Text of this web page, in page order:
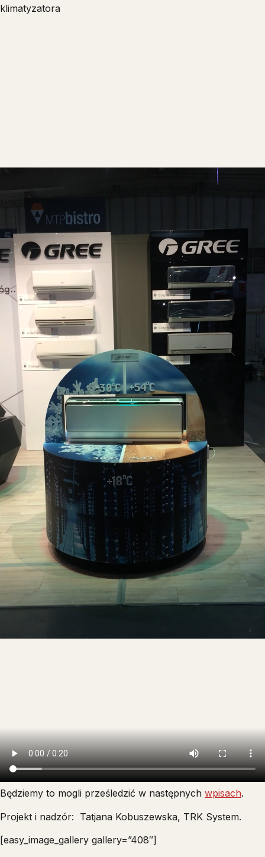
klimatyzatora
Będziemy to mogli prześledzić w następnych wpisach.
Projekt i nadzór: Tatjana Kobuszewska, TRK System.
[easy_image_gallery gallery=”408″]